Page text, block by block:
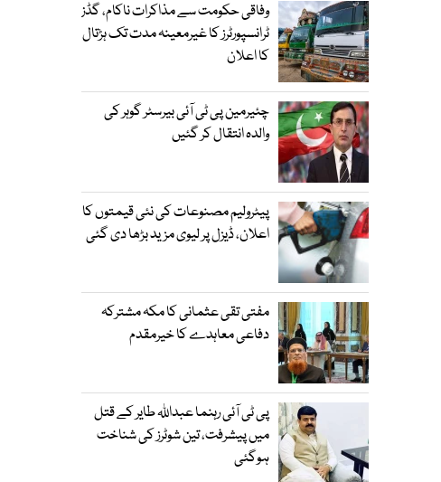
وفاقی حکومت سے مذاکرات ناکام، گڈز
ٹرانسپورٹرز کا غیرمعینہ مدت تک ہڑتال
کا اعلان
چئیرمین پی ٹی آئی بیرسٹر گوہر کی
والدہ انتقال کر گئیں
پیٹرولیم مصنوعات کی نئی قیمتوں کا
اعلان، ڈیزل پر لیوی مزید بڑھا دی گئی
مفتی تقی عثمانی کا مکہ مشترکہ
دفاعی معاہدے کا خیرمقدم
پی ٹی آئی رہنما عبداللہ طایر کے قتل
میں پیشرفت، تین شوٹرز کی شناخت
ہوگئی